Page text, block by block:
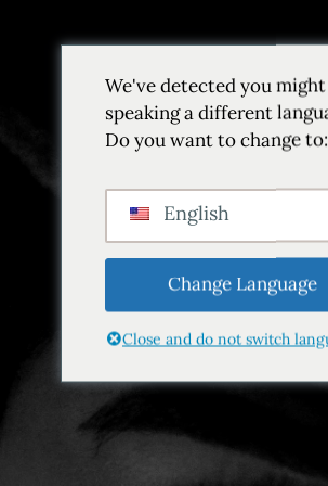
Etiqueta:
La
del Valle
Etiqueta La Compañía
We've detected you
speaking a different
Do you want to change to:
English
Change Language
Close and do not switch